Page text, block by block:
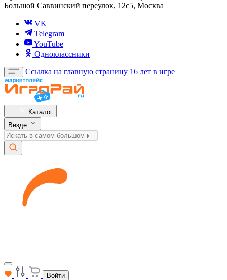
Большой Саввинский переулок, 12с5, Москва
VK
Telegram
YouTube
Одноклассники
Ссылка на главную страницу 16 лет в игре
Каталог
Везде
Войти